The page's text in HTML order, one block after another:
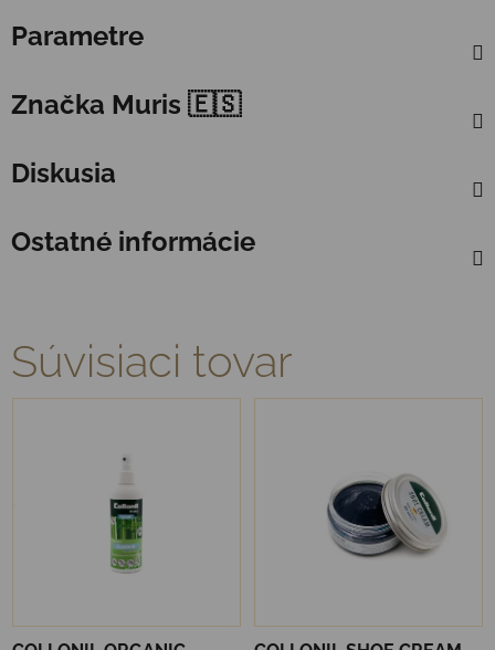
Parametre
Značka Muris 🇪🇸
Diskusia
Ostatné informácie
Súvisiaci tovar